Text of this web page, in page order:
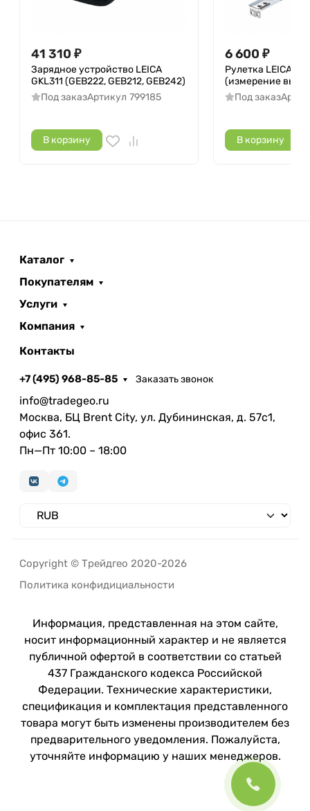
41 310 ₽
Зарядное устройство LEICA
GKL311 (GEB222, GEB212, GEB242)
Под заказАртикул 799185
В корзину
6 600 ₽
Рулетка LEICA
(измерение
Под заказ
В корзину
Каталог
Покупателям
Услуги
Компания
Контакты
+7 (495) 968-85-85 Заказать звонок
info@tradegeo.ru
Москва, БЦ Brent City, ул. Дубининская, д. 57с1,
офис 361.
Пн—Пт 10:00 – 18:00
Copyright © Трейдгео 2020-2026
Политика конфидициальности
Информация, представленная на этом сайте,
носит информационный характер и не является
публичной офертой в соответствии со статьей
437 Гражданского кодекса Российской
Федерации. Технические характеристики,
спецификация и комплектация представленного
товара могут быть изменены производителем без
предварительного уведомления. Пожалуйста,
уточняйте информацию у наших менеджеров.